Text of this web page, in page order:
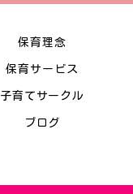
保育理念
保育サービス
子育てサークル
ブログ